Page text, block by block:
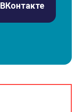
ВКонтакте